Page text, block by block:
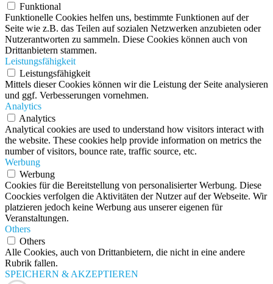
Funktional
Funktionelle Cookies helfen uns, bestimmte Funktionen auf der
Seite wie z.B. das Teilen auf sozialen Netzwerken anzubieten oder
Nutzerantworten zu sammeln. Diese Cookies können auch von
Drittanbietern stammen.
Leistungsfähigkeit
Leistungsfähigkeit
Mittels dieser Cookies können wir die Leistung der Seite analysieren
und ggf. Verbesserungen vornehmen.
Analytics
Analytics
Analytical cookies are used to understand how visitors interact with
the website. These cookies help provide information on metrics the
number of visitors, bounce rate, traffic source, etc.
Werbung
Werbung
Cookies für die Bereitstellung von personalisierter Werbung. Diese
Coockies verfolgen die Aktivitäten der Nutzer auf der Webseite. Wir
platzieren jedoch keine Werbung aus unserer eigenen für
Veranstaltungen.
Others
Others
Alle Cookies, auch von Drittanbietern, die nicht in eine andere
Rubrik fallen.
SPEICHERN & AKZEPTIEREN